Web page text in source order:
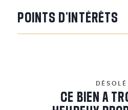
POINTS D'INTÉRÊTS
CE BIEN A